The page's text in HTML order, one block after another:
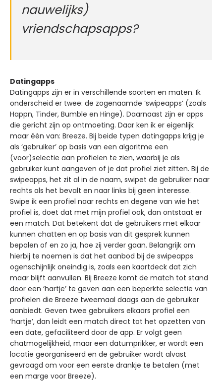
nauwelijks)
vriendschapsapps?
Datingapps
Datingapps zijn er in verschillende soorten en maten. Ik
onderscheid er twee: de zogenaamde ‘swipeapps’ (zoals
Happn, Tinder, Bumble en Hinge). Daarnaast zijn er apps
die gericht zijn op ontmoeting. Daar ken ik er eigenlijk
maar één van: Breeze. Bij beide typen datingapps krijg je
als ‘gebruiker’ op basis van een algoritme een
(voor)selectie aan profielen te zien, waarbij je als
gebruiker kunt aangeven of je dat profiel ziet zitten. Bij de
swipeapps, het zit al in de naam, swipet de gebruiker naar
rechts als het bevalt en naar links bij geen interesse.
Swipe ik een profiel naar rechts en degene van wie het
profiel is, doet dat met mijn profiel ook, dan ontstaat er
een match. Dat betekent dat de gebruikers met elkaar
kunnen chatten en op basis van dit gesprek kunnen
bepalen of en zo ja, hoe zij verder gaan. Belangrijk om
hierbij te noemen is dat het aanbod bij de swipeapps
ogenschijnlijk oneindig is, zoals een kaartdeck dat zich
maar blijft aanvullen. Bij Breeze komt de match tot stand
door een ‘hartje’ te geven aan een beperkte selectie van
profielen die Breeze tweemaal daags aan de gebruiker
aanbiedt. Geven twee gebruikers elkaars profiel een
‘hartje’, dan leidt een match direct tot het opzetten van
een date, gefaciliteerd door de app. Er volgt geen
chatmogelijkheid, maar een datumprikker, er wordt een
locatie georganiseerd en de gebruiker wordt alvast
gevraagd om voor een eerste drankje te betalen (met
een marge voor Breeze).